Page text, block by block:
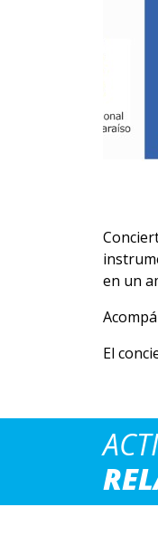
en un
El